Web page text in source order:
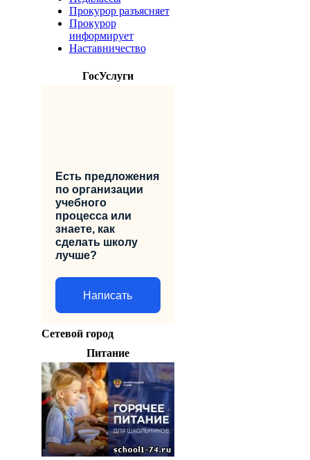
Прокурор разъясняет
Прокурор
информирует
Наставничество
ГосУслуги
Есть предложения
по организации
учебного
процесса или
знаете, как
сделать школу
лучше?
Написать
Сетевой город
Питание